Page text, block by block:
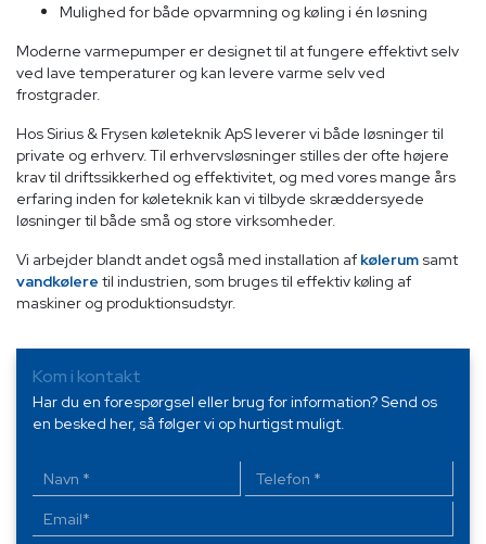
Mulighed for både opvarmning og køling i én løsning
Moderne varmepumper er designet til at fungere effektivt selv
ved lave temperaturer og kan levere varme selv ved
frostgrader.
Hos Sirius & Frysen køleteknik ApS leverer vi både løsninger til
private og erhverv. Til erhvervsløsninger stilles der ofte højere
krav til driftssikkerhed og effektivitet, og med vores mange års
erfaring inden for køleteknik kan vi tilbyde skræddersyede
løsninger til både små og store virksomheder.
Vi arbejder blandt andet også med installation af kølerum samt
vandkølere til industrien, som bruges til effektiv køling af
maskiner og produktionsudstyr.
Kom i kontakt
Har du en forespørgsel eller brug for information? Send os
en besked her, så følger vi op hurtigst muligt.